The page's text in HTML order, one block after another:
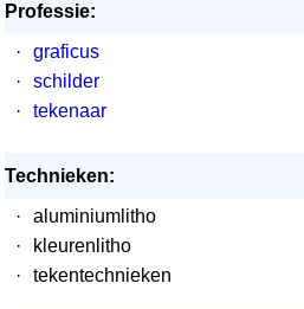
Professie:
·
graficus
·
schilder
·
tekenaar
Technieken:
·
aluminiumlitho
·
kleurenlitho
·
tekentechnieken